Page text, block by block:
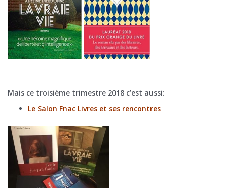
Mais ce troisième trimestre 2018 c’est aussi:
Le Salon Fnac Livres et ses rencontres